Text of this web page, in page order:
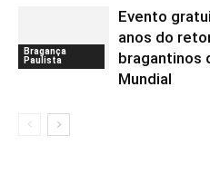
Bragança
Paulista
Evento
anos do
bragantinos
Mundial